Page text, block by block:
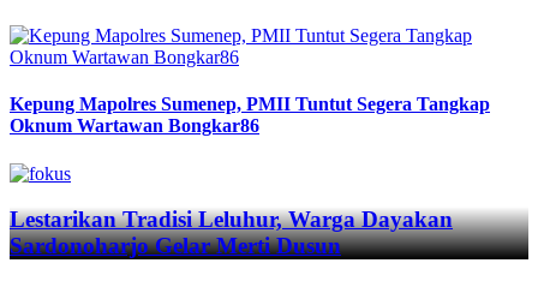
Kepung Mapolres Sumenep, PMII Tuntut Segera Tangkap
Oknum Wartawan Bongkar86
Previous
Next
Lestarikan Tradisi Leluhur, Warga Dayakan
Sardonoharjo Gelar Merti Dusun